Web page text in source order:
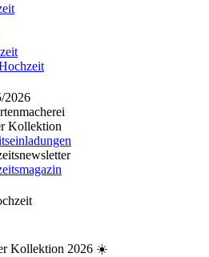
2026
Kollektion
Kollektion 2026 ☀️